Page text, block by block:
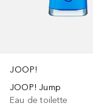
JOOP!
JOOP! Jump
Eau de toilette